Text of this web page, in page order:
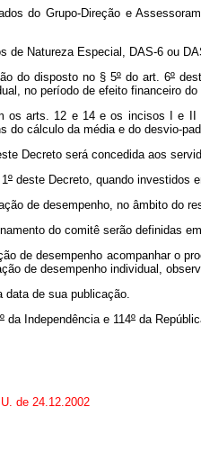
Grupo-Direção e
Natureza Especial, DAS-6 ou
do disposto no § 5ºdo art. 6º
no período de efeito financeiro
12 e 14 e os incisos I e II do
do cálculo da média e do desvio-
será concedida aos
º deste Decreto, quando investidos
de desempenho, no âmbito do
do comitê serão definidas
de desempenho acompanhar o
de desempenho individual,
de sua publicação.
º da Independência e 114º da
de 24.12.2002